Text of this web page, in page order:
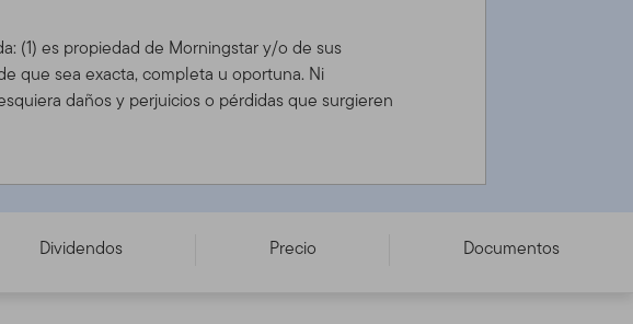
(1) es propiedad de Morningstar y/o de sus
que sea exacta, completa u oportuna. Ni
daños y perjuicios o pérdidas que surgieren
Dividendos Precio Documentos